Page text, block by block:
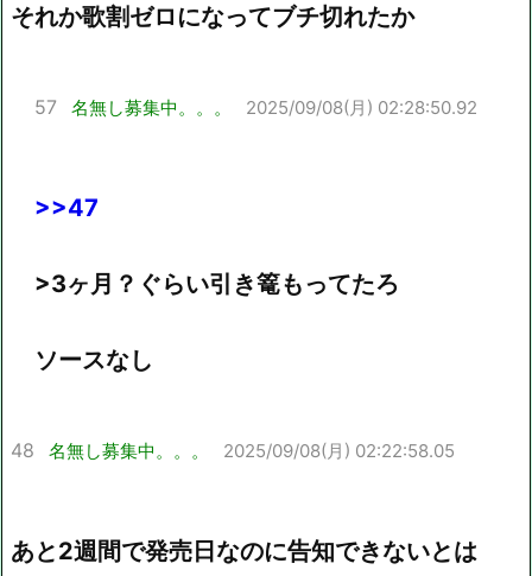
それか歌割ゼロになってブチ切れたか
57 名無し募集中。。。 2025/09/08(月) 02:28:50.92
>>47
>3ヶ月？ぐらい引き篭もってたろ
ソースなし
48 名無し募集中。。。 2025/09/08(月) 02:22:58.05
あと2週間で発売日なのに告知できないとは